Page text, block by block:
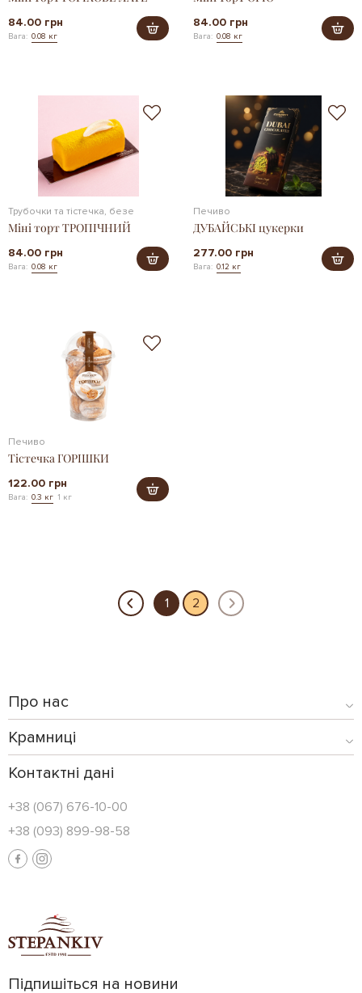
84.00 грн
Вага: 0.08 кг
84.00 грн
Вага: 0.08 кг
Трубочки та тістечка, безе
Міні торт ТРОПІЧНИЙ
84.00 грн
Вага: 0.08 кг
Печиво
ДУБАЙСЬКІ цукерки
277.00 грн
Вага: 0.12 кг
Печиво
Тістечка ГОРІШКИ
122.00 грн
Вага: 0.3 кг 1 кг
1 2
Про нас
Крамниці
Контактні дані
+38 (067) 676-10-00
+38 (093) 899-98-58
Підпишіться на новини